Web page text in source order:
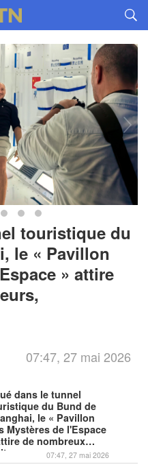
touristique du
le « Pavillon
» attire
07:47, 27 mai 2026
dans le tunnel
du Bund de
le « Pavillon
Mystères de l'Espace
de nombreux
07:47, 27 mai 2026